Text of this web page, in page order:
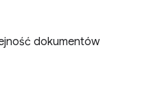
dokumentów